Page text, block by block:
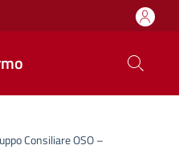
Consiliare OSO –